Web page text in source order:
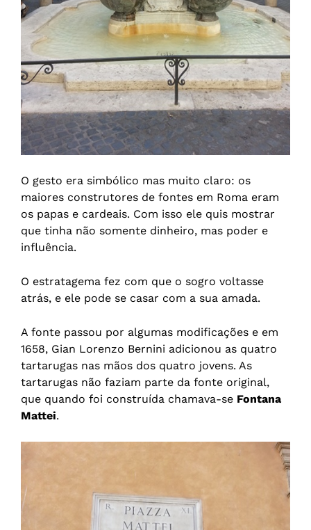
O gesto era simbólico mas muito claro: os
maiores construtores de fontes em Roma eram
os papas e cardeais. Com isso ele quis mostrar
que tinha não somente dinheiro, mas poder e
influência.
O estratagema fez com que o sogro voltasse
atrás, e ele pode se casar com a sua amada.
A fonte passou por algumas modificações e em
1658, Gian Lorenzo Bernini adicionou as quatro
tartarugas nas mãos dos quatro jovens. As
tartarugas não faziam parte da fonte original,
que quando foi construída chamava-se Fontana
Mattei.